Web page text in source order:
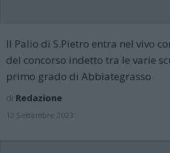
Il Palio di S.Pietro entra nel vivo
del concorso indetto tra le varie
primo grado di Abbiategrasso
di Redazione
12 Settembre 2023